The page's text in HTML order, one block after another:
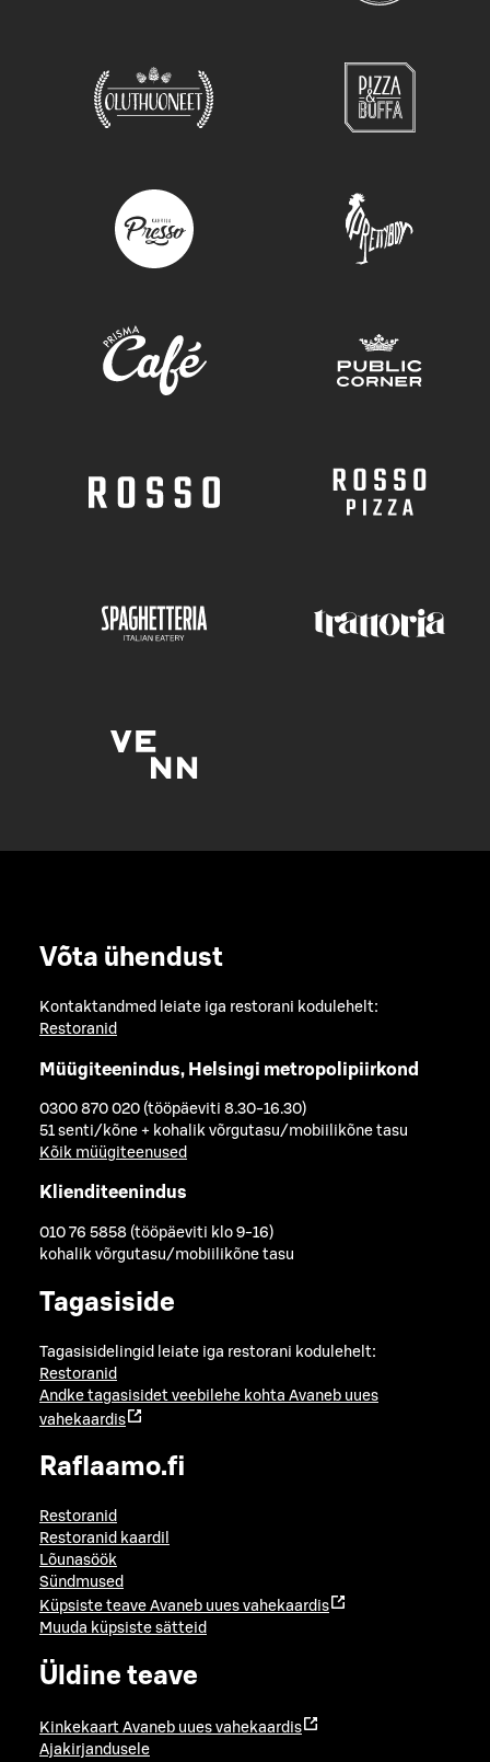
Võta ühendust
Kontaktandmed leiate iga restorani kodulehelt:
Restoranid
Müügiteenindus, Helsingi metropolipiirkond
0300 870 020 (tööpäeviti 8.30-16.30)
51 senti/kõne + kohalik võrgutasu/mobiilikõne tasu
Kõik müügiteenused
Klienditeenindus
010 76 5858 (tööpäeviti klo 9-16)
kohalik võrgutasu/mobiilikõne tasu
Tagasiside
Tagasisidelingid leiate iga restorani kodulehelt:
Restoranid
Andke tagasisidet veebilehe kohta Avaneb uues
vahekaardis
Raflaamo.fi
Restoranid
Restoranid kaardil
Lõunasöök
Sündmused
Küpsiste teave Avaneb uues vahekaardis
Muuda küpsiste sätteid
Üldine teave
Kinkekaart Avaneb uues vahekaardis
Ajakirjandusele